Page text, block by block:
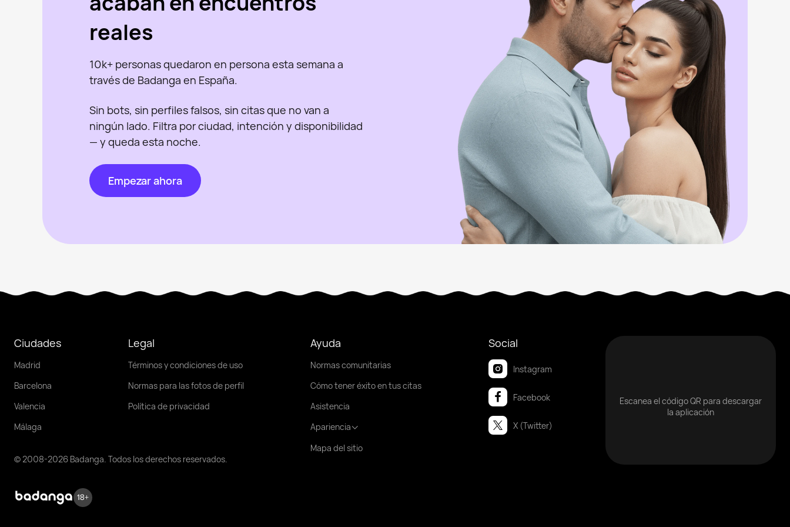
reales
10k+ personas quedaron en persona esta semana a
través de Badanga en España.
Sin bots, sin perfiles falsos, sin citas que no van a
ningún lado. Filtra por ciudad, intención y disponibilidad
— y queda esta noche.
Empezar ahora
Ciudades
Madrid
Barcelona
Valencia
Málaga
Legal
Términos y condiciones de uso
Normas para las fotos de perfil
Política de privacidad
Ayuda
Normas comunitarias
Cómo tener éxito en tus citas
Asistencia
Apariencia
Mapa del sitio
Social
Instagram
Facebook
X (Twitter)
© 2008-2026 Badanga. Todos los derechos reservados.
Escanea el código QR para descargar
la aplicación